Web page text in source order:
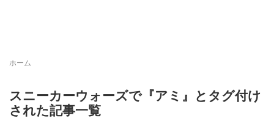
ホーム
スニーカーウォーズで『アミ』とタグ付け
された記事一覧